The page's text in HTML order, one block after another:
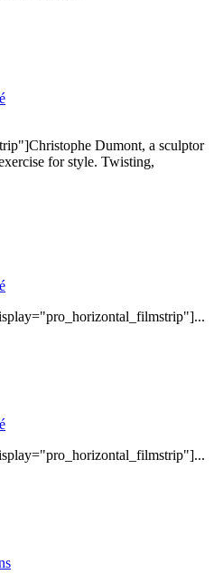
Dumont, a sculptor
for style. Twisting,